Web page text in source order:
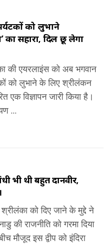
को लुभाने
का सहारा, दिल छू लेगा
की एयरलाइंस को अब भगवान
को लुभाने के लिए श्रीलंकन
एक विज्ञापन जारी किया है।
...
भी थी बहुत दानवीर,
को दिए जाने के मुद्दे ने
की राजनीति को गरमा दिया
मौजूद इस द्वीप को इंदिरा